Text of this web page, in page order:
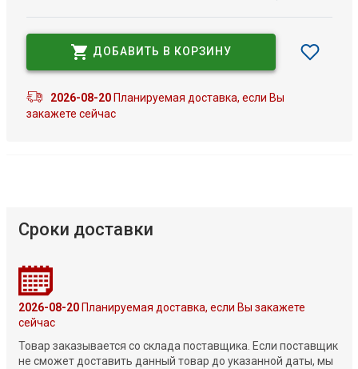
ДОБАВИТЬ В КОРЗИНУ
2026-08-20Планируемая доставка, если Вы
закажете сейчас
Сроки доставки
2026-08-20Планируемая доставка, если Вы закажете
сейчас
Товар заказывается со склада поставщика. Если поставщик
не сможет доставить данный товар до указанной даты, мы